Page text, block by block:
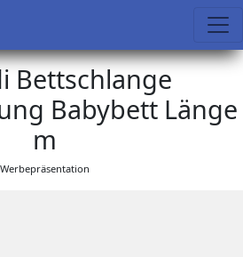
Bettschlange
Babybett Länge
m
Werbepräsentation